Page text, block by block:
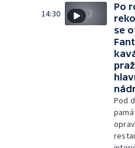
14:30
Po
se
Pod